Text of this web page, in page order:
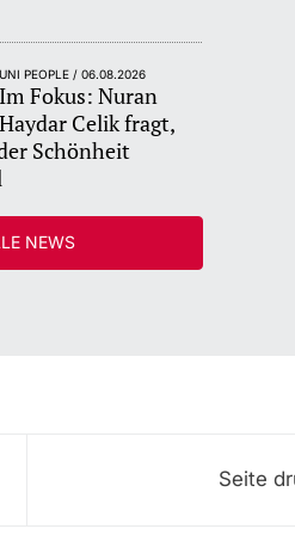
UNI PEOPLE / 06.08.2026
Im Fokus: Nuran
Haydar Celik fragt,
Schönheit
NEWS
Seite